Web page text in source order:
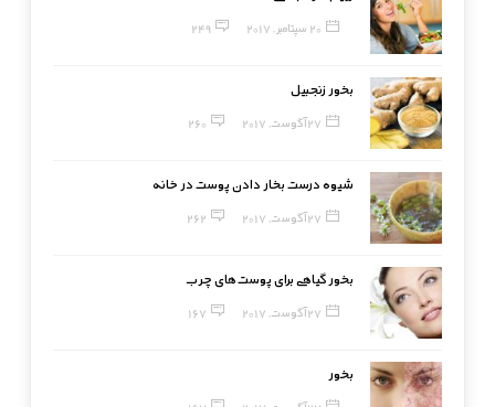
20 سپتامبر, 2017 249
بخور زنجبیل
27 آگوست, 2017 260
شیوه درست بخار دادن پوست در خانه
27 آگوست, 2017 262
بخور گیاهی برای پوست‌های چرب
27 آگوست, 2017 167
بخور